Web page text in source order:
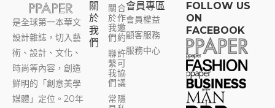
是全球第一本華文
設計雜誌，切入藝
術、設計、文化、
時尚等內容，創造
鮮明的「創意美學
媒體」定位。20年
關
於
我
們
關
於
我
們
聯
繫
我
們
常
合
作
邀
約
許
可
協
議
隱
會員專區​
會員權益
顧客服務
服務中心
FOLLOW US
ON
FACEBOOK